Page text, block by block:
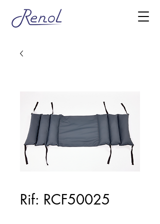
Rif: RCF50025